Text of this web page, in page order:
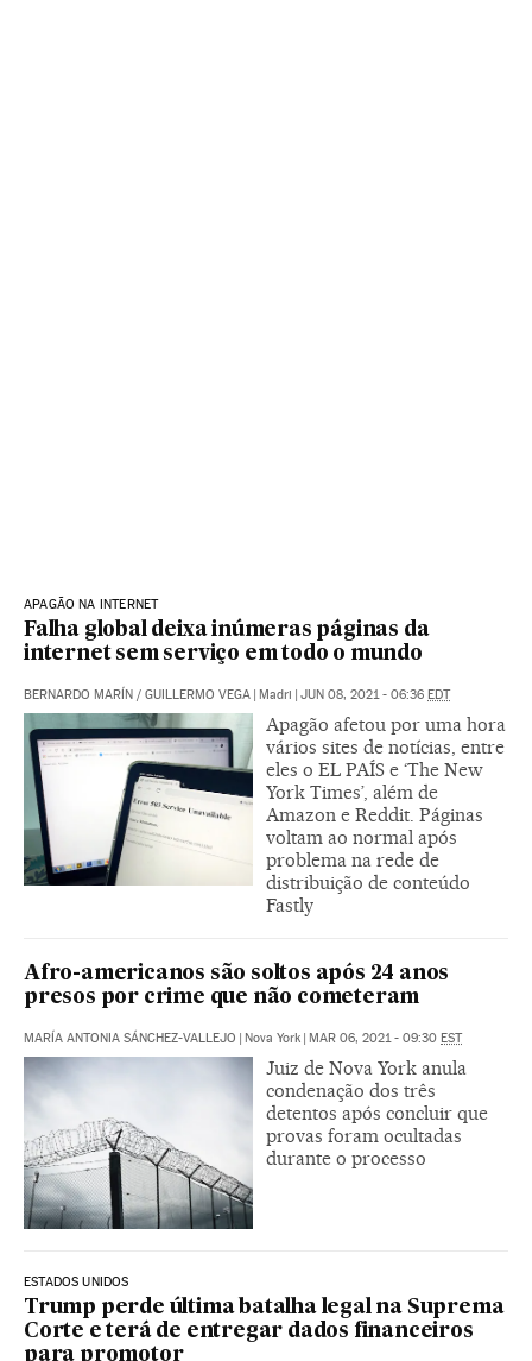
APAGÃO NA INTERNET
Falha global deixa inúmeras páginas da
internet sem serviço em todo o mundo
BERNARDO MARÍN / GUILLERMO VEGA Madri JUN 08, 2021 - 06:36 EDT
Apagão afetou por uma hora
vários sites de notícias, entre
eles o EL PAÍS e ‘The New
York Times’, além de
Amazon e Reddit. Páginas
voltam ao normal após
problema na rede de
distribuição de conteúdo
Fastly
Afro-americanos são soltos após 24 anos
presos por crime que não cometeram
MARÍA ANTONIA SÁNCHEZ-VALLEJO Nova York MAR 06, 2021 - 09:30 EST
Juiz de Nova York anula
condenação dos três
detentos após concluir que
provas foram ocultadas
durante o processo
ESTADOS UNIDOS
Trump perde última batalha legal na Suprema
Corte e terá de entregar dados financeiros
para promotor